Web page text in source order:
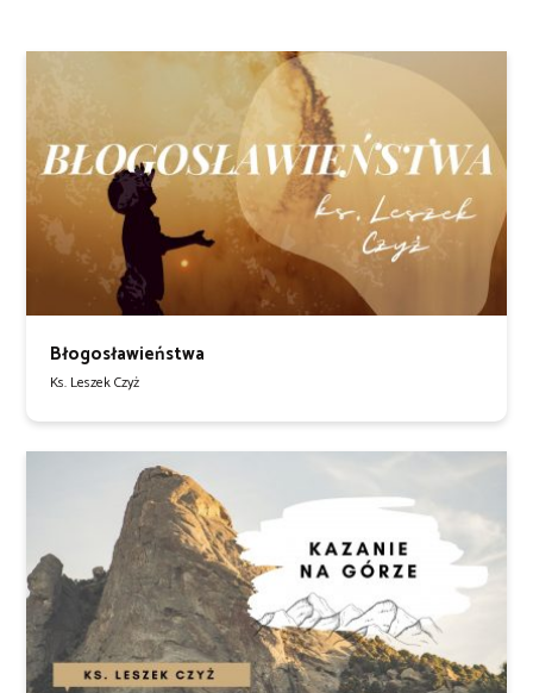
Błogosławieństwa
Ks. Leszek Czyż